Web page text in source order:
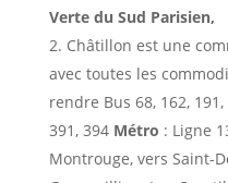
Verte du Sud Parisien,
Châtillon est une
avec toutes les
rendre Bus 68, 162, 191,
391, 394 Métro : Ligne
Montrouge, vers Saint-